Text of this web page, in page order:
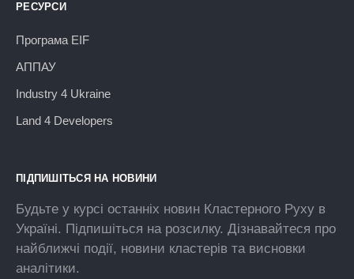
РЕСУРСИ
Програма EIF
АППАУ
Industry 4 Ukraine
Land 4 Developers
ПІДПИШІТЬСЯ НА НОВИНИ
Будьте у курсі останніх новин Кластерного Руху в
Україні. Підпишіться на розсилку. Дізнавайтеся про
найближчі події, новини кластерів та висновки
аналітики.